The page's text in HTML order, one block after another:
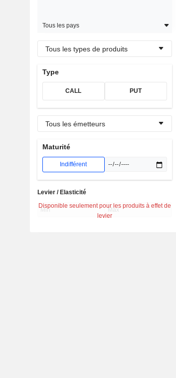
Tous les pays
Tous les types de produits
Type
CALL PUT
Tous les émetteurs
Maturité
Indifférent
Disponible seulement pour les produits à effet de
levier
Levier / Elasticité